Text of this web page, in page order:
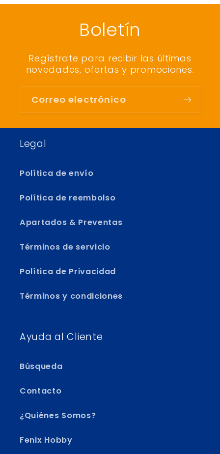
Boletín
Regístrate para recibir las últimas
novedades, ofertas y promociones.
Correo electrónico
Legal
Política de envío
Política de reembolso
Apartados & Preventas
Términos de servicio
Política de Privacidad
Términos y condiciones
Ayuda al Cliente
Búsqueda
Contacto
¿Quiénes Somos?
Fenix Hobby